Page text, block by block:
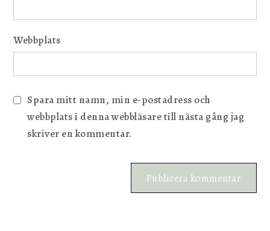
Webbplats
Spara mitt namn, min e-postadress och
webbplats i denna webbläsare till nästa gång jag
skriver en kommentar.